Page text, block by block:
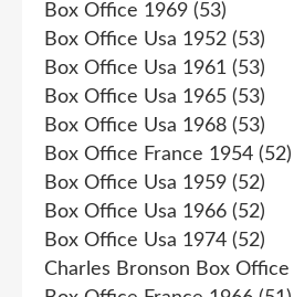
Box Office 1969 (53)
Box Office Usa 1952 (53)
Box Office Usa 1961 (53)
Box Office Usa 1965 (53)
Box Office Usa 1968 (53)
Box Office France 1954 (52)
Box Office Usa 1959 (52)
Box Office Usa 1966 (52)
Box Office Usa 1974 (52)
Charles Bronson Box Office